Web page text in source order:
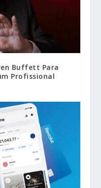
Buffett Para
Profissional